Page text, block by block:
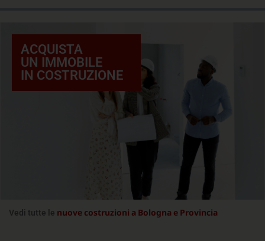
ACQUISTA
UN IMMOBILE
IN COSTRUZIONE
Vedi tutte le nuove costruzioni a Bologna e Provincia